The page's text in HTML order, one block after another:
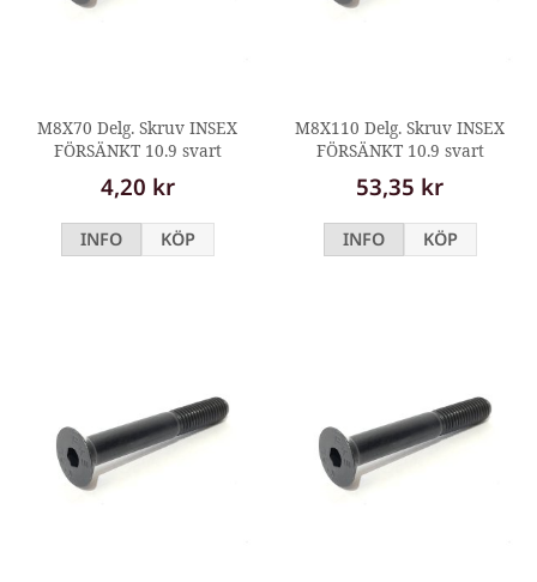
M8X70 Delg. Skruv INSEX
FÖRSÄNKT 10.9 svart
4,20 kr
INFO KÖP
M8X110 Delg. Skruv INSEX
FÖRSÄNKT 10.9 svart
53,35 kr
INFO KÖP